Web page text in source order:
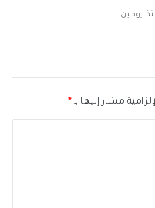
يومين
مشار إليها بـ*